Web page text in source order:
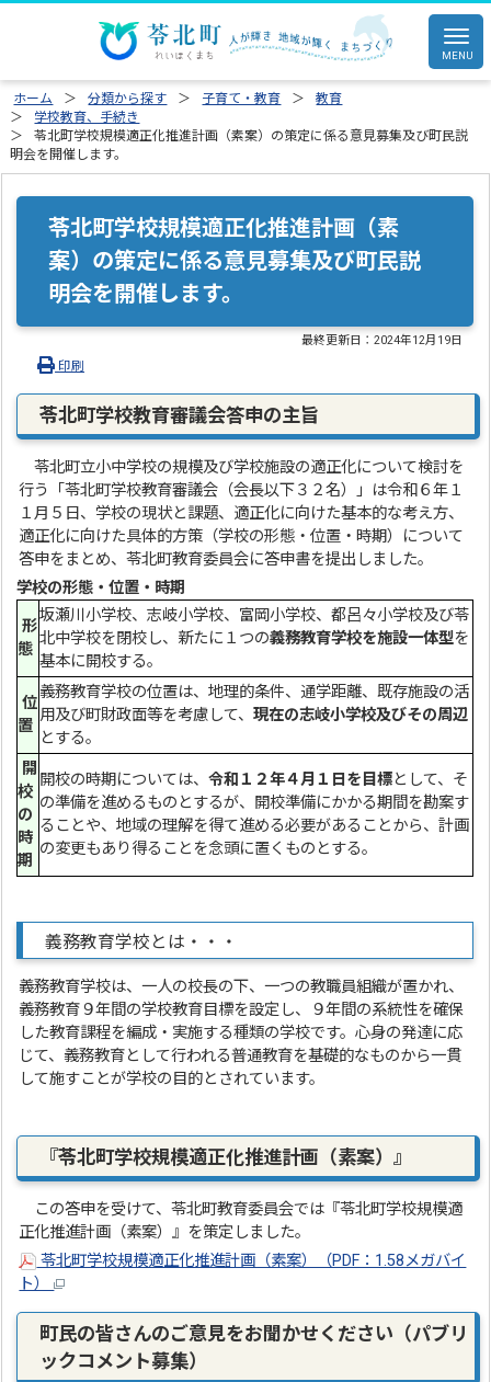
ホーム 分類から探す 子育て・教育
教育
学校教育、手続き
苓北町学校規模適正化推進計画（素案）の策定に係る意見募集及び町民説
明会を開催します。
苓北町学校規模適正化推進計画（素
案）の策定に係る意見募集及び町民説
明会を開催します。
最終更新日：2024年12月19日
印刷
苓北町学校教育審議会答申の主旨
苓北町立小中学校の規模及び学校施設の適正化について検討を
行う「苓北町学校教育審議会（会長以下３２名）」は令和６年１
１月５日、学校の現状と課題、適正化に向けた基本的な考え方、
適正化に向けた具体的方策（学校の形態・位置・時期）について
答申をまとめ、苓北町教育委員会に答申書を提出しました。
学校の形態・位置・時期
形
態
坂瀬川小学校、志岐小学校、富岡小学校、都呂々小学校及び苓
北中学校を閉校し、新たに１つの義務教育学校を施設一体型を
基本に開校する。
位
置
義務教育学校の位置は、地理的条件、通学距離、既存施設の活
用及び町財政面等を考慮して、現在の志岐小学校及びその周辺
とする。
開
校
の
時
期
開校の時期については、令和１２年４月１日を目標として、そ
の準備を進めるものとするが、開校準備にかかる期間を勘案す
ることや、地域の理解を得て進める必要があることから、計画
の変更もあり得ることを念頭に置くものとする。
義務教育学校とは・・・
義務教育学校は、一人の校長の下、一つの教職員組織が置かれ、
義務教育９年間の学校教育目標を設定し、９年間の系統性を確保
した教育課程を編成・実施する種類の学校です。心身の発達に応
じて、義務教育として行われる普通教育を基礎的なものから一貫
して施すことが学校の目的とされています。
『苓北町学校規模適正化推進計画（素案）』
この答申を受けて、苓北町教育委員会では『苓北町学校規模適
正化推進計画（素案）』を策定しました。
苓北町学校規模適正化推進計画（素案）（PDF：1.58メガバイ
ト）
町民の皆さんのご意見をお聞かせください（パブリ
ックコメント募集）